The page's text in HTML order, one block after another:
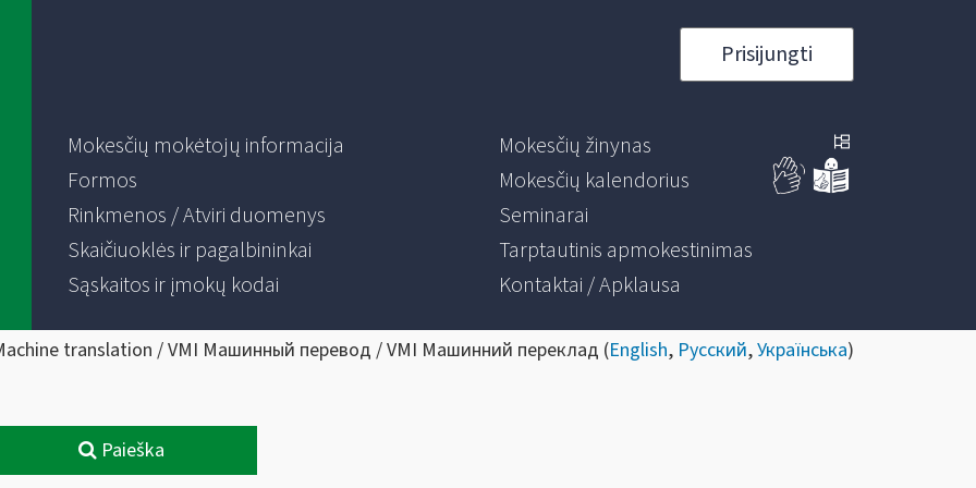
Prisijungti
Mokesčių mokėtojų informacija
Formos
Rinkmenos / Atviri duomenys
Skaičiuoklės ir pagalbininkai
Sąskaitos ir įmokų kodai
Mokesčių žinynas
Mokesčių kalendorius
Seminarai
Tarptautinis apmokestinimas
Kontaktai / Apklausa
translation / VMI Машинный перевод / VMI Машинний переклад (English, Русский,Українська)
Paieška